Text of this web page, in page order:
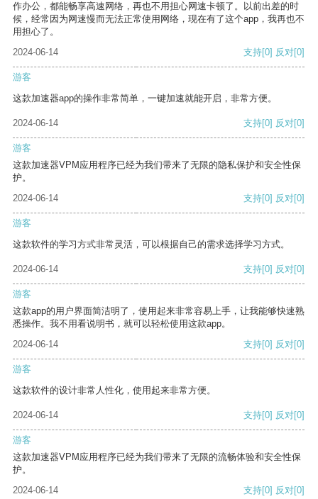
作办公，都能畅享高速网络，再也不用担心网速卡顿了。以前出差的时
候，经常因为网速慢而无法正常使用网络，现在有了这个app，我再也不
用担心了。
2024-06-14
支持[0] 反对[0]
游客
这款加速器app的操作非常简单，一键加速就能开启，非常方便。
2024-06-14 支持[0] 反对[0]
游客
这款加速器VPM应用程序已经为我们带来了无限的隐私保护和安全性保
护。
2024-06-14
支持[0] 反对[0]
游客
这款软件的学习方式非常灵活，可以根据自己的需求选择学习方式。
2024-06-14 支持[0] 反对[0]
游客
这款app的用户界面简洁明了，使用起来非常容易上手，让我能够快速熟
悉操作。我不用看说明书，就可以轻松使用这款app。
2024-06-14
支持[0] 反对[0]
游客
这款软件的设计非常人性化，使用起来非常方便。
2024-06-14 支持[0] 反对[0]
游客
这款加速器VPM应用程序已经为我们带来了无限的流畅体验和安全性保
护。
2024-06-14
支持[0] 反对[0]